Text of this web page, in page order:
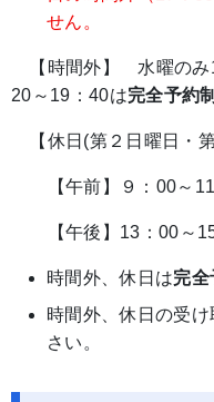
せん。
【時間外】 水曜のみ
20～19：40は完全予約制
【休日(第２日曜日・
【午前】９：00～
【午後】13：00～
時間外、休日は完全
時間外、休日の受
さい。